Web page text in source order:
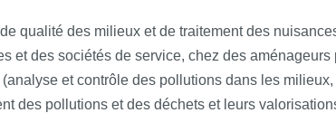
qualité des milieux et de traitement des
et des sociétés de service, chez des
et contrôle des pollutions dans les
des pollutions et des déchets et leurs